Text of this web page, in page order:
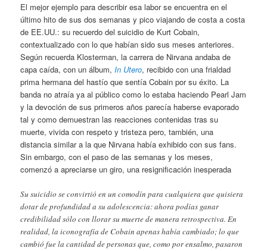
El mejor ejemplo para describir esa labor se encuentra en el
último hito de sus dos semanas y pico viajando de costa a costa
de EE.UU.: su recuerdo del suicidio de Kurt Cobain,
contextualizado con lo que habían sido sus meses anteriores.
Según recuerda Klosterman, la carrera de Nirvana andaba de
capa caída, con un álbum, In Utero, recibido con una frialdad
prima hermana del hastío que sentía Cobain por su éxito. La
banda no atraía ya al público como lo estaba haciendo Pearl Jam
y la devoción de sus primeros años parecía haberse evaporado
tal y como demuestran las reacciones contenidas tras su
muerte, vivida con respeto y tristeza pero, también, una
distancia similar a la que Nirvana había exhibido con sus fans.
Sin embargo, con el paso de las semanas y los meses,
comenzó a apreciarse un giro, una resignificación inesperada
Su suicidio se convirtió en un comodín para cualquiera que quisiera
dotar de profundidad a su adolescencia: ahora podías ganar
credibilidad sólo con llorar su muerte de manera retrospectiva. En
realidad, la iconografía de Cobain apenas había cambiado; lo que
cambió fue la cantidad de personas que, como por ensalmo, pasaron